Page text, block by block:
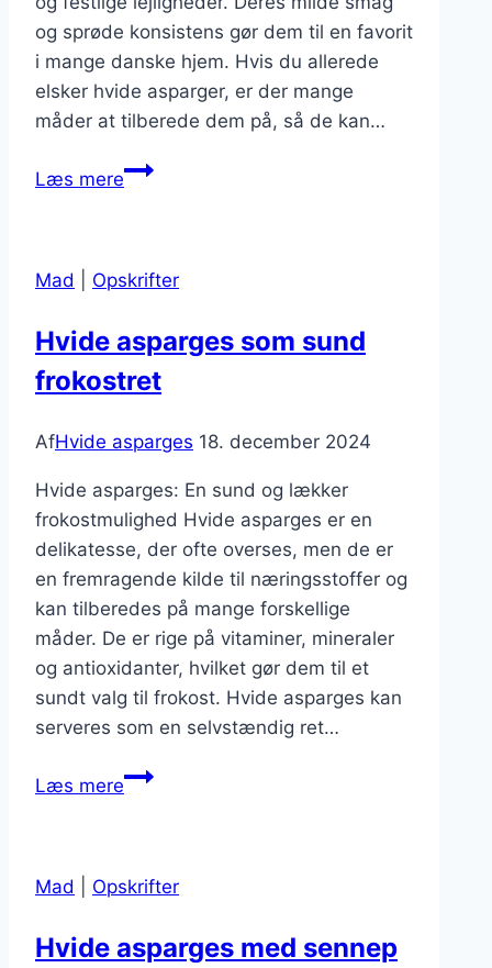
og sprøde konsistens gør dem til en favorit
i mange danske hjem. Hvis du allerede
elsker hvide asparger, er der mange
måder at tilberede dem på, så de kan…
Læs mereFår
af
asparger?
Prøv
Mad Opskrifter
Hvide asparges som sund
frokostret
AfHvide asparges 18. december 2024
Hvide asparges: En sund og lækker
frokostmulighed Hvide asparges er en
delikatesse, der ofte overses, men de er
en fremragende kilde til næringsstoffer og
kan tilberedes på mange forskellige
måder. De er rige på vitaminer, mineraler
og antioxidanter, hvilket gør dem til et
sundt valg til frokost. Hvide asparges kan
serveres som en selvstændig ret…
Læs mereHvide
frokostret
Mad Opskrifter
Hvide asparges med sennep